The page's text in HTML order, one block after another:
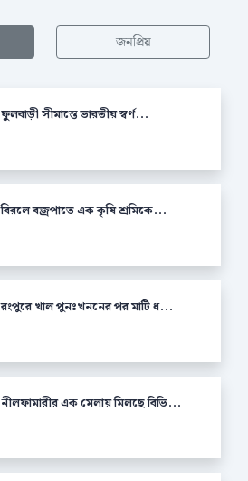
জনপ্রিয়
ফুলবাড়ী সীমান্তে ভারতীয় স্বর্ণ...
বিরলে বজ্রপাতে এক কৃষি শ্রমিকে...
রংপুরে খাল পুনঃখননের পর মাটি ধ...
নীলফামারীর এক মেলায় মিলছে বিভি...